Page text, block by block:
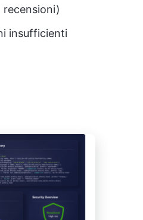
recensioni)
insufficienti